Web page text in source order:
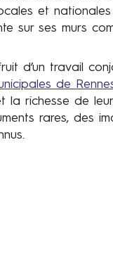
et
sur ses murs
d’un travail
de
la richesse de
rares, des